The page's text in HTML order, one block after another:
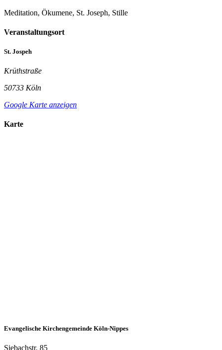
Meditation, Ökumene, St. Joseph, Stille
Veranstaltungsort
St. Jospeh
Krüthstraße
50733 Köln
Google Karte anzeigen
Karte
Evangelische Kirchengemeinde Köln-Nippes
Siebachstr. 85